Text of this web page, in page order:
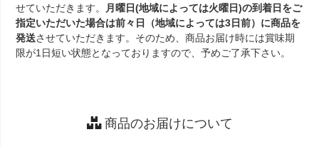
せていただきます。
月曜日(地域によっては火曜日)の到着日をご
指定いただいた場合は前々日（地域によっては3日前）に商品を
発送させていただきます。そのため、商品お届け時には賞味期
限が1日短い状態となっておりますので、予めご了承下さい。
商品のお届けについて